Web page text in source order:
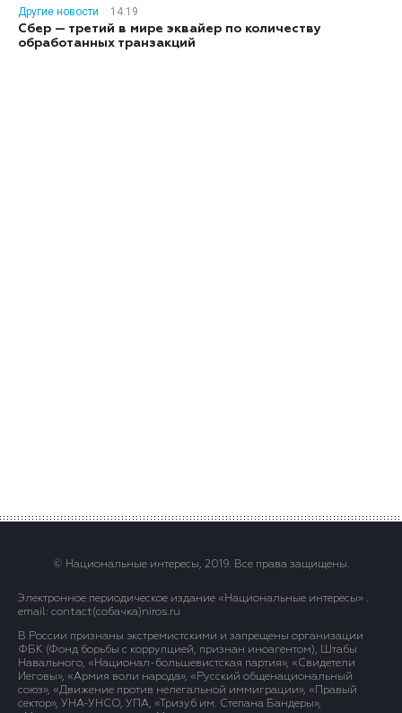
Другие новости
14:19
Сбер — третий в мире эквайер по количеству
обработанных транзакций
© Национальные интересы, 2019. Все права защищены.
Электронное периодическое издание «Национальные интересы» .
email: contact(сoбaчка)niros.ru
В России признаны экстремистскими и запрещены организации
ФБК (Фонд борьбы с коррупцией, признан иноагентом), Штабы
Навального, «Национал-большевистская партия», «Свидетели
Иеговы», «Армия воли народа», «Русский общенациональный
союз», «Движение против нелегальной иммиграции», «Правый
сектор», УНА-УНСО, УПА, «Тризуб им. Степана Бандеры»,